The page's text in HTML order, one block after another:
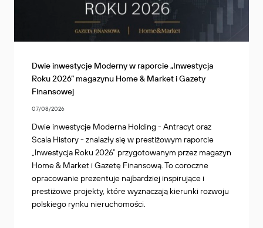
Dwie inwestycje Moderny w raporcie „Inwestycja
Roku 2026” magazynu Home & Market i Gazety
Finansowej
07/08/2026
Dwie inwestycje Moderna Holding - Antracyt oraz
Scala History - znalazły się w prestiżowym raporcie
„Inwestycja Roku 2026” przygotowanym przez magazyn
Home & Market i Gazetę Finansową. To coroczne
opracowanie prezentuje najbardziej inspirujące i
prestiżowe projekty, które wyznaczają kierunki rozwoju
polskiego rynku nieruchomości.